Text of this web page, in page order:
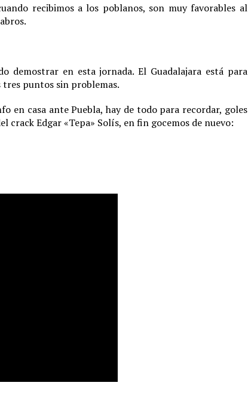
recibimos a los poblanos, son muy favorables al
demostrar en esta jornada. El Guadalajara está para
tres puntos sin problemas.
en casa ante Puebla, hay de todo para recordar, goles
crack Edgar «Tepa» Solís, en fin gocemos de nuevo: